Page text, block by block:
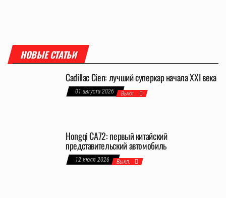
НОВЫЕ СТАТЬИ
Cadillac Cien: лучший суперкар начала XXI века
01 августа 2026 Выкл.
Hongqi CA72: первый китайский
представительский автомобиль
12 июля 2026 Выкл.